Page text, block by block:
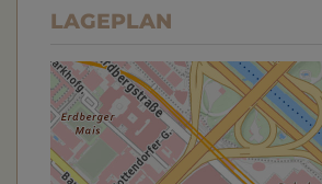
LAGEPLAN